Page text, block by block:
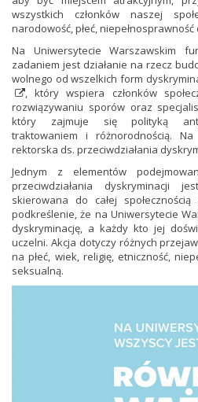
wszystkich członków naszej
narodowość, płeć,
Na Uniwersytecie Warszawskim
zadaniem jest działanie na rzecz
wolnego od wszelkich form
, który wspiera członków
rozwiązywaniu sporów oraz
który zajmuje się polityką
traktowaniem i różnorodnością.
rektorska ds. przeciwdziałania
Jednym z elementów
przeciwdziałania dyskryminacji
skierowana do całej
podkreślenie, że na Uniwersytecie
dyskryminację, a każdy kto jej
uczelni. Akcja dotyczy różnych
na płeć, wiek, religię, etniczność,
seksualną.